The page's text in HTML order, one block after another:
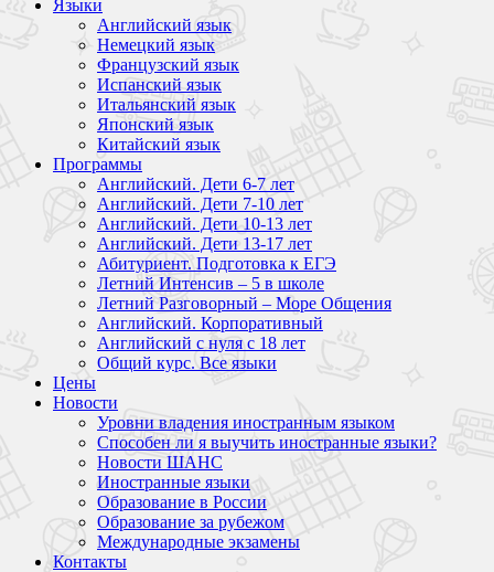
Языки
Английский язык
Немецкий язык
Французский язык
Испанский язык
Итальянский язык
Японский язык
Китайский язык
Программы
Английский. Дети 6-7 лет
Английский. Дети 7-10 лет
Английский. Дети 10-13 лет
Английский. Дети 13-17 лет
Абитуриент. Подготовка к ЕГЭ
Летний Интенсив – 5 в школе
Летний Разговорный – Море Общения
Английский. Корпоративный
Английский с нуля с 18 лет
Общий курс. Все языки
Цены
Новости
Уровни владения иностранным языком
Способен ли я выучить иностранные языки?
Новости ШАНС
Иностранные языки
Образование в России
Образование за рубежом
Международные экзамены
Контакты